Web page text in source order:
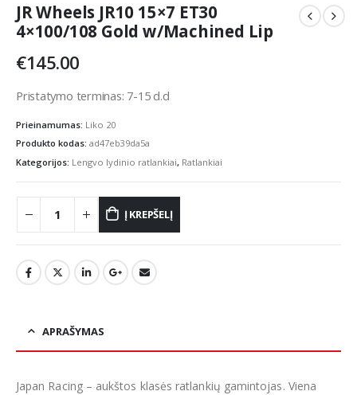
JR Wheels JR10 15×7 ET30
4×100/108 Gold w/Machined Lip
€145.00
Pristatymo terminas: 7-15 d.d
Prieinamumas: Liko 20
Produkto kodas: ad47eb39da5a
Kategorijos: Lengvo lydinio ratlankiai, Ratlankiai
Į KREPŠELĮ
APRAŠYMAS
Japan Racing – aukštos klasės ratlankių gamintojas. Viena